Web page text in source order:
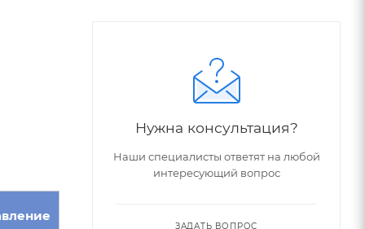
Нужна консультация?
Наши специалисты ответят на любой
интересующий вопрос
ЗАДАТЬ ВОПРОС